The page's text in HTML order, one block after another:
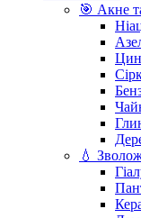
🎯 Акне
💧